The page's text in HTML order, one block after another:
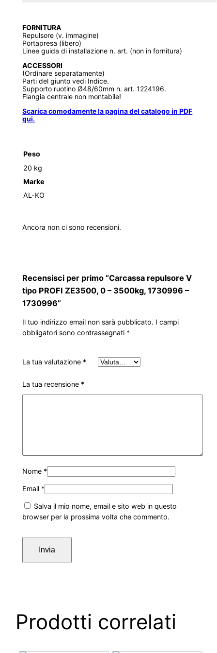
FORNITURA
Repulsore (v. immagine)
Portapresa (libero)
Linee guida di installazione n. art. (non in fornitura)
ACCESSORI
(Ordinare separatamente)
Parti del giunto vedi Indice.
Supporto ruotino Ø48/60mm n. art. 1224196.
Flangia centrale non montabile!
Scarica comodamente la pagina del catalogo in PDF
qui.
Peso
20 kg
Marke
AL-KO
Ancora non ci sono recensioni.
Recensisci per primo “Carcassa repulsore V
tipo PROFI ZE3500, 0 – 3500kg, 1730996 –
1730996”
Il tuo indirizzo email non sarà pubblicato. I campi
obbligatori sono contrassegnati *
La tua valutazione *
La tua recensione *
Nome *
Email *
Salva il mio nome, email e sito web in questo
browser per la prossima volta che commento.
Prodotti correlati